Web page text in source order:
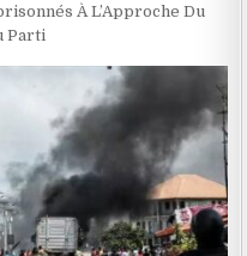
À L’Approche Du
Parti